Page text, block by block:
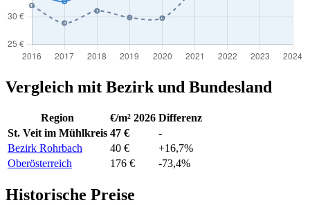
Vergleich mit Bezirk und Bundesland
Region €/m² 2026 Differenz
St. Veit im Mühlkreis 47 €
-
Bezirk Rohrbach
40 €
+16,7%
Oberösterreich
176 € -73,4%
Historische Preise